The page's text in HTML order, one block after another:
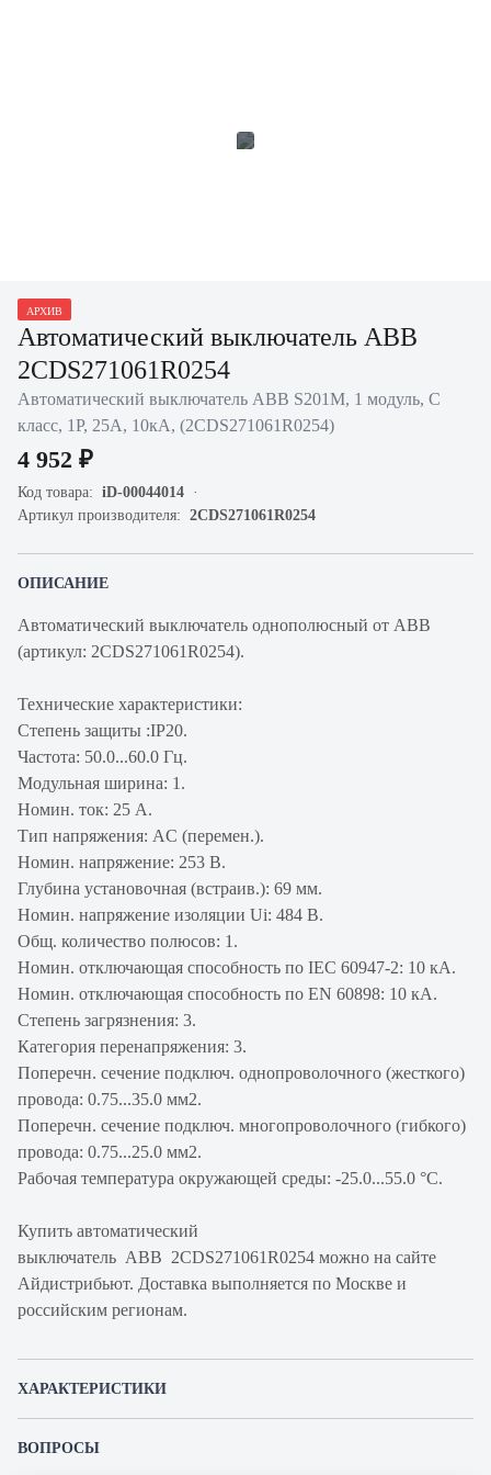
АРХИВ
Автоматический выключатель ABB
2CDS271061R0254
Автоматический выключатель ABB S201M, 1 модуль, C
класс, 1P, 25А, 10кА, (2CDS271061R0254)
4 952 ₽
Код товара: iD-00044014
Артикул производителя: 2CDS271061R0254
ОПИСАНИЕ
Автоматический выключатель однополюсный от ABB
(артикул: 2CDS271061R0254).
Технические характеристики:
Степень защиты :IP20.
Частота: 50.0...60.0 Гц.
Модульная ширина: 1.
Номин. ток: 25 А.
Тип напряжения: AC (перемен.).
Номин. напряжение: 253 В.
Глубина установочная (встраив.): 69 мм.
Номин. напряжение изоляции Ui: 484 В.
Общ. количество полюсов: 1.
Номин. отключающая способность по IEC 60947-2: 10 кА.
Номин. отключающая способность по EN 60898: 10 кА.
Степень загрязнения: 3.
Категория перенапряжения: 3.
Поперечн. сечение подключ. однопроволочного (жесткого)
провода: 0.75...35.0 мм2.
Поперечн. сечение подключ. многопроволочного (гибкого)
провода: 0.75...25.0 мм2.
Рабочая температура окружающей среды: -25.0...55.0 °C.
Купить автоматический
выключатель ABB 2CDS271061R0254 можно на сайте
Айдистрибьют. Доставка выполняется по Москве и
российским регионам.
ХАРАКТЕРИСТИКИ
ВОПРОСЫ